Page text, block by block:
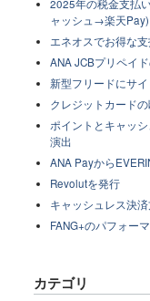
2025年の税金支払
ャッシュ→楽天Pay)
エネオスでお得な
ANA JCBプリペイ
新型フリードにサ
クレジットカード
ポイントとキャッ
演出
ANA Payから
Revolutを発行
キャッシュレス決
FANG+のパフォー
カテゴリ